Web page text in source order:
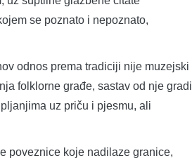
se poznato i nepoznato,
odnos prema tradiciji nije muzejski
folklorne građe, sastav od nje gradi
uz priču i pjesmu, ali
poveznice koje nadilaze granice,